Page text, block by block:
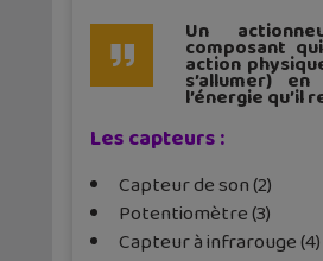
Un
composant
action
s’allumer)
l’énergie qu’il
Les capteurs :
Capteur de son (2)
Potentiomètre (3)
Capteur à infrarouge (4)